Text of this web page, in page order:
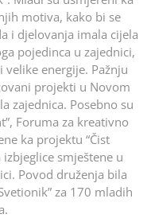
motiva, kako bi se
i djelovanja imala cijela
pojedinca u zajednici,
energije. Pažnju
projekti u Novom
zajednica. Posebno su
Foruma za kreativno
ka projektu “Čist
smještene u
Povod druženja bila
za 170 mladih